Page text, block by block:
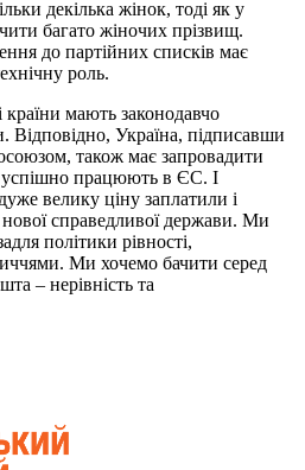
декілька жінок, тоді як у
багато жіночих прізвищ.
до партійних списків має
роль.
мають законодавчо
Відповідно, Україна, підписавши
також має запровадити
працюють в ЄС. І
велику ціну заплатили і
нової справедливої держави. Ми
політики рівності,
Ми хочемо бачити серед
– нерівність та